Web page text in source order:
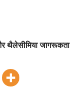
जागरूकता